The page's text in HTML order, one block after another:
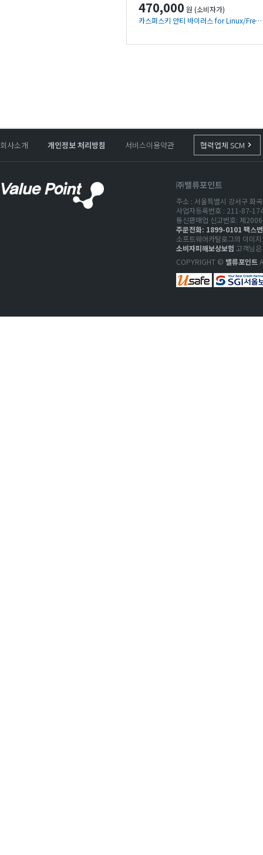
470,000 원 (소비자가)
카스퍼스키 안티 바이러스 for Linux/FreeBSD File Servers
회사소개 개인정보 처리방침 서비스이용약관 협력업체 SCM keyboard_arrow_right
㈜밸류포인트
주소 : 서울특별시 강서구 화
사업자등록번호 : 211-87-
통신판매업 신고번호: 제
주문전화: 1899-0101 팩스
소프트웨어카탈로그의 이미
소비자피해보상보험 고객님
COPYRIGHT © 밸류포인트